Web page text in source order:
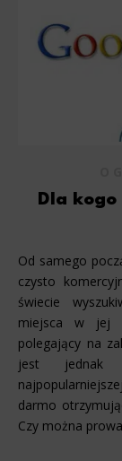
Dla
Od samego
czysto
świecie
miejsca w jej
polegający na
jest jednak
darmo
Czy można